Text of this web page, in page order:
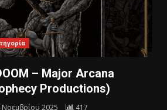
– Major Arcana
Productions)
Νοεμβρίου 2025 417